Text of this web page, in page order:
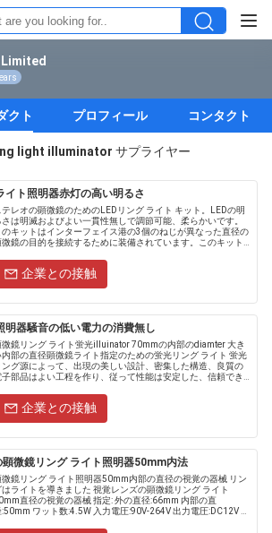
クト プロフィール コンタクト
light illuminator サプライヤー
イト照明器赤灯の高い明るさ
テレオの顕微鏡のためのLEDリング ライト キット。LEDの明
さは明滅およびよい一貫性無しで調節可能、柔らかいです。
のキットはインターフェイス港の3個のねじが異なった直径の
微鏡の目的を接続するために装備されています。このキット
企業との接触
明器騒音の低い電力の消費無し
微鏡リング ライト蛍光illuinator 70mmの内部のdiamter 大き
内部の直径顕微鏡ライト指定のための蛍光リング ライト 蛍光
ング源によって、出現の美しい設計、密集した構造、良質の
子部品はよい工程を作り、従って性能は安定した、信頼でき
企業との接触
微鏡リング ライト照明器50mm内法
微鏡リング ライト照明器50mm内部の直径の視覚の器械 リン
はライトを導きました 視覚レンズの顕微鏡リング ライト
直径の視覚の器械 指定: 外の直径:66mm 内部の直
:50mm ワット数:4.5W 入力電圧:90V-264V 出力電圧:DC12V 明